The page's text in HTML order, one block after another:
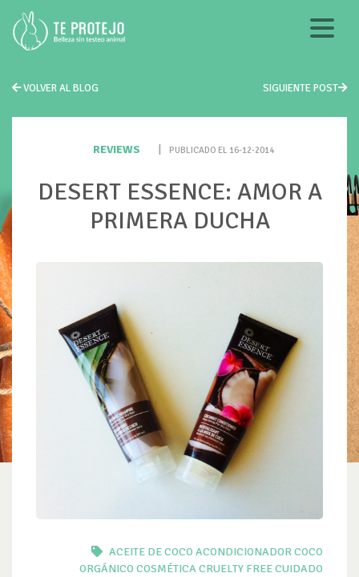
VOLVER AL BLOG SIGUIENTE POST
REVIEWS PUBLICADO EL 16-12-2014
DESERT ESSENCE: AMOR A
PRIMERA DUCHA
ACEITE DE COCO ACONDICIONADORCOCO
ORGÁNICO COSMÉTICA CRUELTY FREECUIDADO